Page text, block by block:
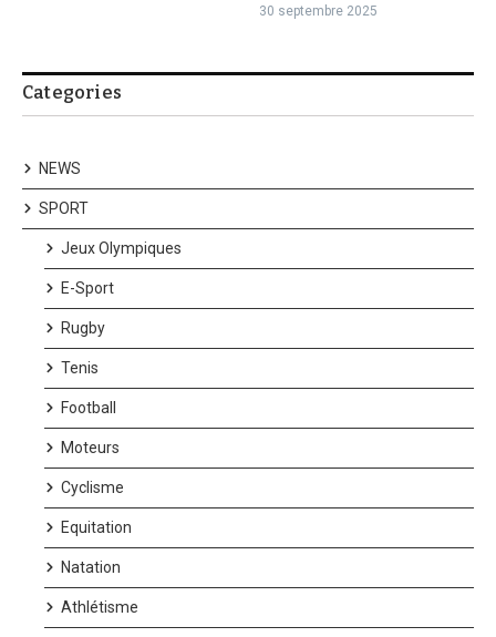
30 septembre 2025
Categories
NEWS
SPORT
Jeux Olympiques
E-Sport
Rugby
Tenis
Football
Moteurs
Cyclisme
Equitation
Natation
Athlétisme